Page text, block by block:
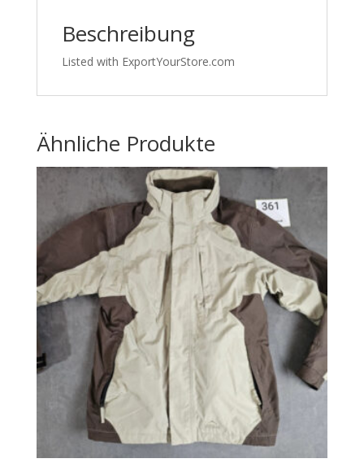
Beschreibung
Listed with ExportYourStore.com
Ähnliche Produkte